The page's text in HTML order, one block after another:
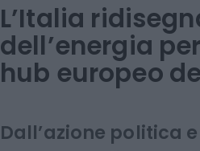
L’Italia
dell’energia
hub europeo
Dall’azione politica